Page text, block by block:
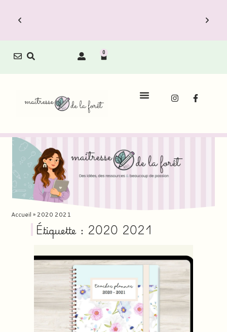
Le Carnet de Direction est dispo !
0
Accueil » 2020 2021
Étiquette : 2020 2021